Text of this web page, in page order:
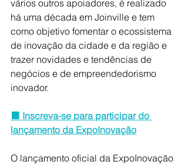
vários outros apoiadores, é realizado
há uma década em Joinville e tem
como objetivo fomentar o ecossistema
de inovação da cidade e da região e
trazer novidades e tendências de
negócios e de empreendedorismo
inovador.
🟧 Inscreva-se para participar do
lançamento da ExpoInovação
O lançamento oficial da ExpoInovação